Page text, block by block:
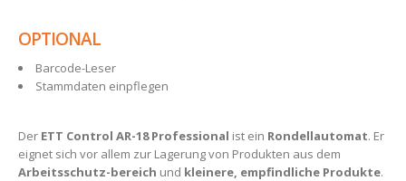
OPTIONAL
Barcode-Leser
Stammdaten einpflegen
Der ETT Control AR-18 Professional ist ein Rondellautomat. Er
eignet sich vor allem zur Lagerung von Produkten aus dem
Arbeitsschutz-bereich und kleinere, empfindliche Produkte.